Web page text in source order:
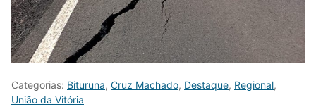
Categorias: Bituruna, Cruz Machado, Destaque, Regional,
União da Vitória